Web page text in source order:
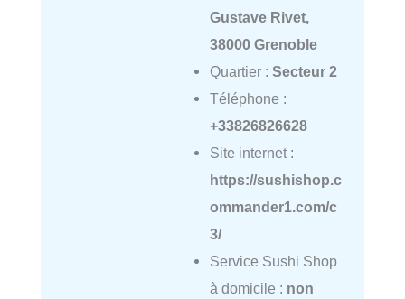
Gustave Rivet,
38000 Grenoble
Quartier : Secteur 2
Téléphone :
+33826826628
Site internet :
https://sushishop.c
ommander1.com/c
3/
Service Sushi Shop
à domicile : non